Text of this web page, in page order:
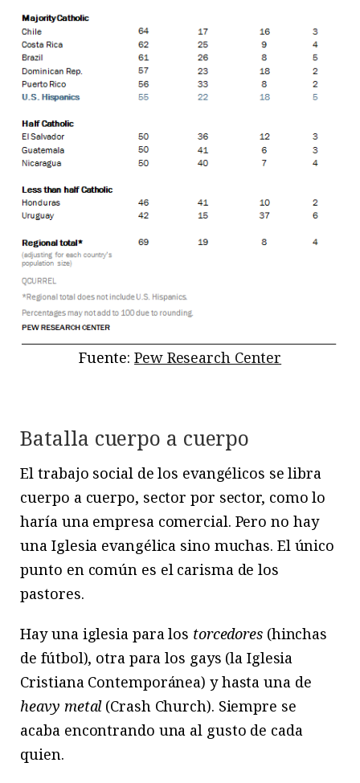
Fuente:Pew Research Center
Batalla cuerpo a cuerpo
El trabajo social de los evangélicos se libra
cuerpo a cuerpo, sector por sector, como lo
haría una empresa comercial. Pero no hay
una Iglesia evangélica sino muchas. El único
punto en común es el carisma de los
pastores.
Hay una iglesia para los torcedores(hinchas
de fútbol), otra para los gays (la Iglesia
Cristiana Contemporánea) y hasta una de
heavy metal(Crash Church). Siempre se
acaba encontrando una al gusto de cada
quien.